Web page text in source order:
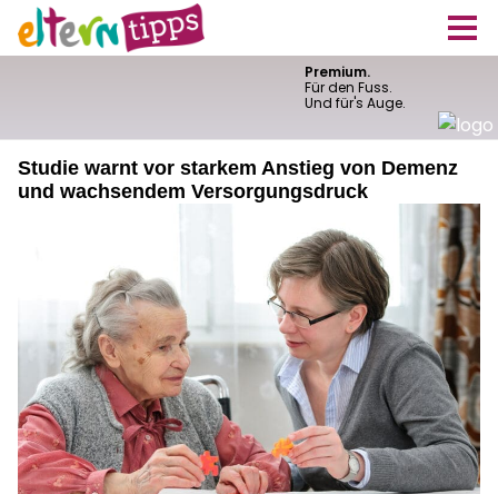
Studie warnt vor starkem Anstieg von Demenz
und wachsendem Versorgungsdruck